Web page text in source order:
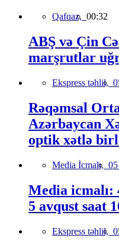
Qafqaz, 00:32
ABŞ və Çin
marşrutlar
Ekspress təhlil,
Rəqəmsal
Azərbaycan
optik xətlə
Media İcmalı,
Media icmalı:
5 avqust saat
Ekspress təhlil,